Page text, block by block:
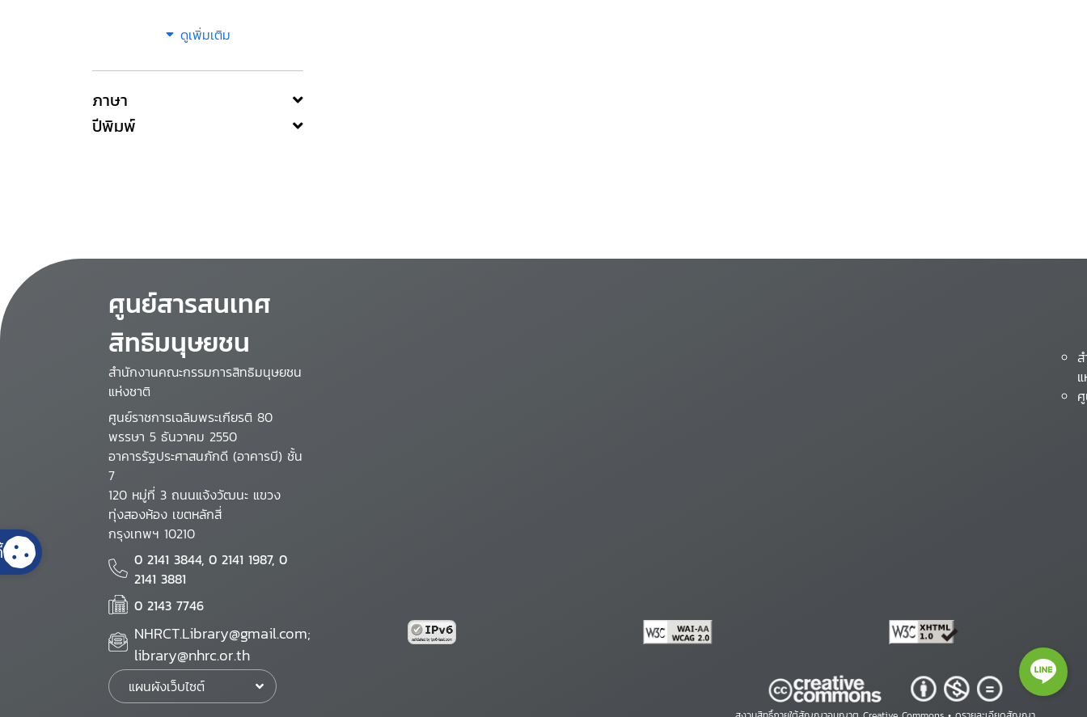
ดูเพิ่มเติม
ภาษา
ปีพิมพ์
ศูนย์สารสนเทศ
สิทธิมนุษยชน
สำนักงานคณะกรรมการสิทธิมนุษยชน
แห่งชาติ
ศูนย์ราชการเฉลิมพระเกียรติ 80
พรรษา 5 ธันวาคม 2550
อาคารรัฐประศาสนภักดี (อาคารบี) ชั้น
7
120 หมู่ที่ 3 ถนนแจ้งวัฒนะ แขวง
ทุ่งสองห้อง เขตหลักสี่
กรุงเทพฯ 10210
0 2141 3844, 0 2141 1987, 0
2141 3881
0 2143 7746
NHRCT.Library@gmail.com;
library@nhrc.or.th
แผนผังเว็บไซต์